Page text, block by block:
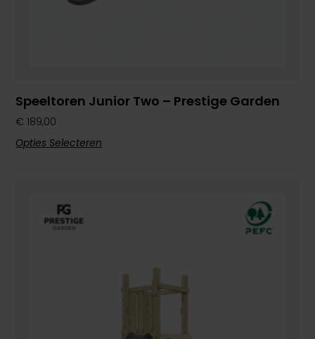
Speeltoren Junior Two – Prestige Garden
€ 189,00
Opties Selecteren